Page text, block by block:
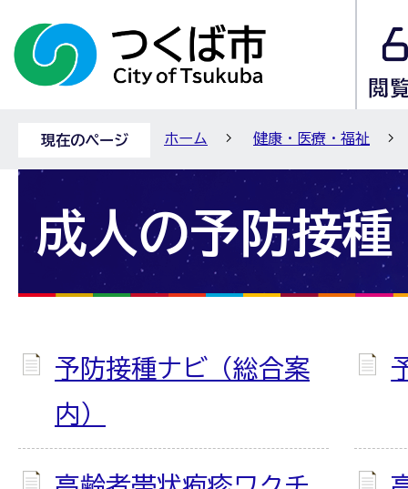
現在のページ ホーム 健康・医療・福祉
成人の予防接種
予防接種ナビ（総合案
内）